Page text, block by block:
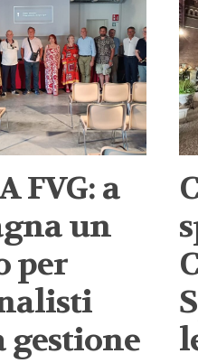
FVG: a
un
per
gestione